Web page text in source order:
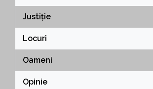
Justiție
Locuri
Oameni
Opinie